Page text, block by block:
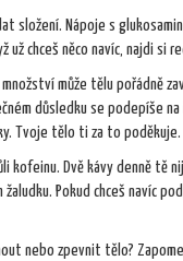
složení. Nápoje s
už chceš něco navíc, najdi
může tělu pořádně
důsledku se podepíše
Tvoje tělo ti za to poděkuje.
kofeinu. Dvě kávy denně
Pokud chceš navíc
nebo zpevnit tělo?